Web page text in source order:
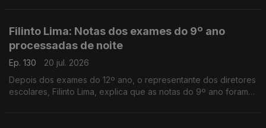
Filinto Lima: Notas dos exames do 9º ano
processadas de noite
Ep. 130
20 jul. 2026
Depois dos exames do 12º ano, o representante dos diretores
escolares, Filinto Lima, explica que as notas do 9º ano foram